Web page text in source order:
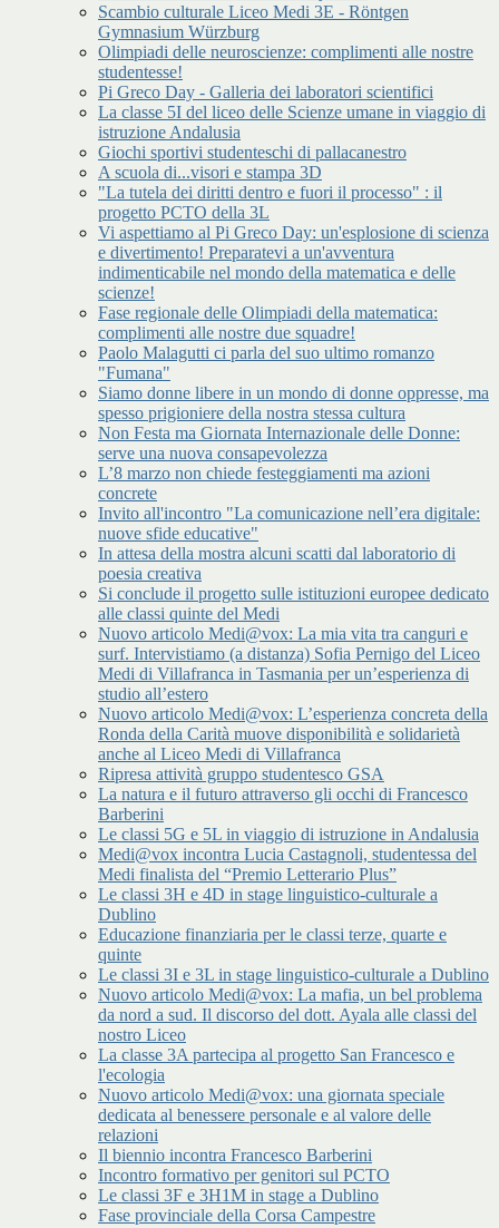
Scambio culturale Liceo Medi 3E - Röntgen
Gymnasium Würzburg
Olimpiadi delle neuroscienze: complimenti alle nostre
studentesse!
Pi Greco Day - Galleria dei laboratori scientifici
La classe 5I del liceo delle Scienze umane in viaggio di
istruzione Andalusia
Giochi sportivi studenteschi di pallacanestro
A scuola di...visori e stampa 3D
"La tutela dei diritti dentro e fuori il processo" : il
progetto PCTO della 3L
Vi aspettiamo al Pi Greco Day: un'esplosione di scienza
e divertimento! Preparatevi a un'avventura
indimenticabile nel mondo della matematica e delle
scienze!
Fase regionale delle Olimpiadi della matematica:
complimenti alle nostre due squadre!
Paolo Malagutti ci parla del suo ultimo romanzo
"Fumana"
Siamo donne libere in un mondo di donne oppresse, ma
spesso prigioniere della nostra stessa cultura
Non Festa ma Giornata Internazionale delle Donne:
serve una nuova consapevolezza
L’8 marzo non chiede festeggiamenti ma azioni
concrete
Invito all'incontro "La comunicazione nell’era digitale:
nuove sfide educative"
In attesa della mostra alcuni scatti dal laboratorio di
poesia creativa
Si conclude il progetto sulle istituzioni europee dedicato
alle classi quinte del Medi
Nuovo articolo Medi@vox: La mia vita tra canguri e
surf. Intervistiamo (a distanza) Sofia Pernigo del Liceo
Medi di Villafranca in Tasmania per un’esperienza di
studio all’estero
Nuovo articolo Medi@vox: L’esperienza concreta della
Ronda della Carità muove disponibilità e solidarietà
anche al Liceo Medi di Villafranca
Ripresa attività gruppo studentesco GSA
La natura e il futuro attraverso gli occhi di Francesco
Barberini
Le classi 5G e 5L in viaggio di istruzione in Andalusia
Medi@vox incontra Lucia Castagnoli, studentessa del
Medi finalista del “Premio Letterario Plus”
Le classi 3H e 4D in stage linguistico-culturale a
Dublino
Educazione finanziaria per le classi terze, quarte e
quinte
Le classi 3I e 3L in stage linguistico-culturale a Dublino
Nuovo articolo Medi@vox: La mafia, un bel problema
da nord a sud. Il discorso del dott. Ayala alle classi del
nostro Liceo
La classe 3A partecipa al progetto San Francesco e
l'ecologia
Nuovo articolo Medi@vox: una giornata speciale
dedicata al benessere personale e al valore delle
relazioni
Il biennio incontra Francesco Barberini
Incontro formativo per genitori sul PCTO
Le classi 3F e 3H1M in stage a Dublino
Fase provinciale della Corsa Campestre